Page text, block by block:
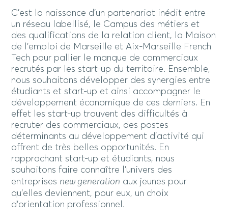
C’est la naissance d’un partenariat inédit entre
un réseau labellisé, le Campus des métiers et
des qualifications de la relation client, la Maison
de l’emploi de Marseille et Aix-Marseille French
Tech pour pallier le manque de commerciaux
recrutés par les start-up du territoire. Ensemble,
nous souhaitons développer des synergies entre
étudiants et start-up et ainsi accompagner le
développement économique de ces derniers. En
effet les start-up trouvent des difficultés à
recruter des commerciaux, des postes
déterminants au développement d’activité qui
offrent de très belles opportunités. En
rapprochant start-up et étudiants, nous
souhaitons faire connaître l’univers des
entreprises new generation aux jeunes pour
qu’elles deviennent, pour eux, un choix
d’orientation professionnel.